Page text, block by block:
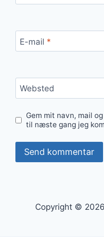
E-mail *
Websted
Gem mit navn, mail
til næste gang jeg
Copyright ©